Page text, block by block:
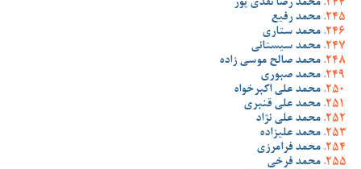
محمد رضا نقدی پور
محمد رفیع
محمد ستاری
محمد سیستانی
محمد صالح موسی زاده
محمد صبوری
محمد علی اکبرخواه
محمد علی قنبری
محمد علی نژاد
محمد علیزاده
محمد فرامرزی
محمد فرخی